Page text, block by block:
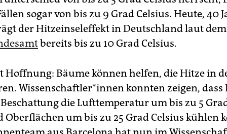
sogar von bis zu 9 Grad Celsius. Heute, 40
der Hitzeinseleffekt in Deutschland laut dem
bereits bis zu 10 Grad Celsius.
Hoffnung: Bäume können helfen, die Hitze in
Wis­sen­schaft­le­r*in­nen konnten zeigen, dass
die Lufttemperatur um bis zu 5
Oberflächen um bis zu 25 Grad Celsius kühlen